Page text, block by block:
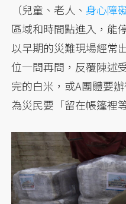
（兒童、老人、 身心障
區域和時間點進入，能
以早期的災難現場經常
位一問再問，反覆陳述
完的白米，或A團體要
為災民要「留在帳篷裡